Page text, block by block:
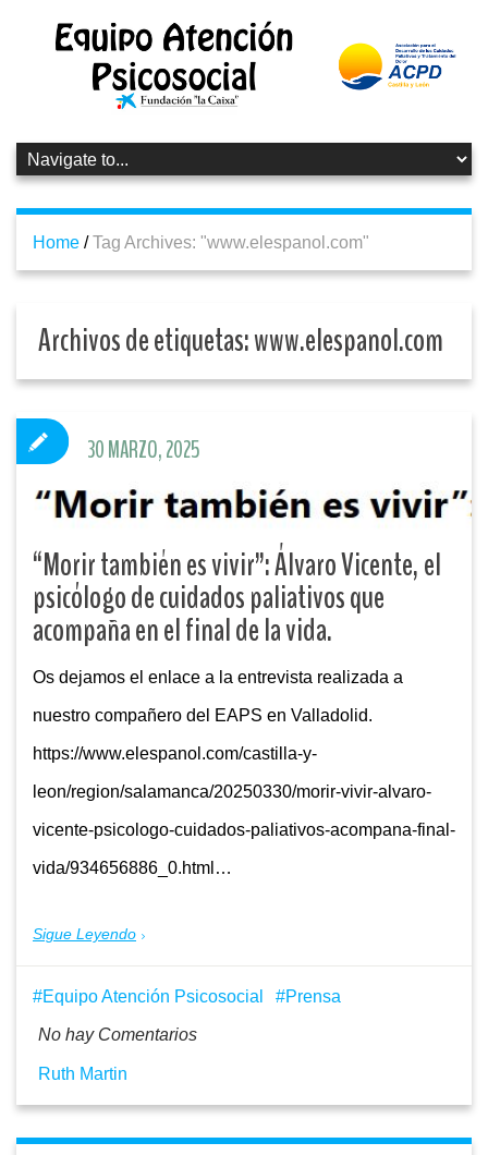
Home / Tag Archives: "www.elespanol.com"
Archivos de etiquetas:www.elespanol.com
“Morir también es vivir”: Álvaro Vicente, el
psicólogo de cuidados paliativos que
acompaña en el final de la vida.
Os dejamos el enlace a la entrevista realizada a
nuestro compañero del EAPS en Valladolid.
https://www.elespanol.com/castilla-y-
leon/region/salamanca/20250330/morir-vivir-alvaro-
vicente-psicologo-cuidados-paliativos-acompana-final-
vida/934656886_0.html…
Sigue Leyendo
30 MARZO, 2025
Equipo Atención Psicosocial Prensa
No hay Comentarios
Ruth Martin